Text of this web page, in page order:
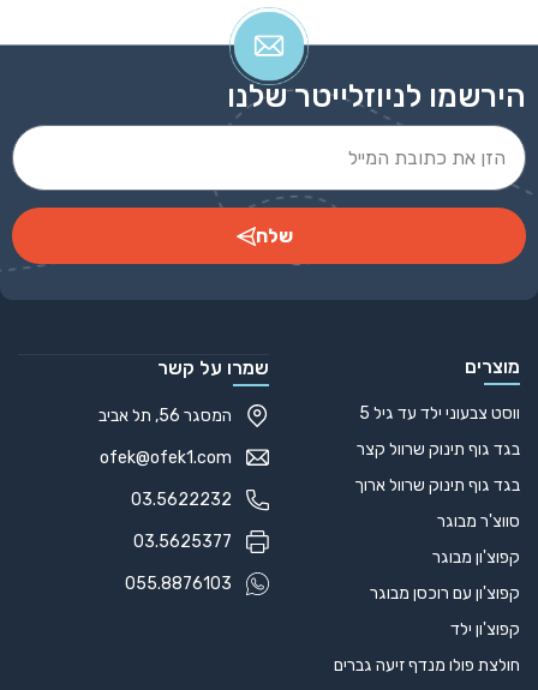
הירשמו לניוזלייטר שלנו
שלח
מוצרים
ווסט צבעוני ילד עד גיל 5
בגד גוף תינוק שרוול קצר
בגד גוף תינוק שרוול ארוך
סווצ'ר מבוגר
קפוצ'ון מבוגר
קפוצ'ון עם רוכסן מבוגר
קפוצ'ון ילד
חולצת פולו מנדף זיעה גברים
שמרו על קשר
המסגר 56, תל אביב
ofek@ofek1.com
03.5622232
03.5625377
055.8876103